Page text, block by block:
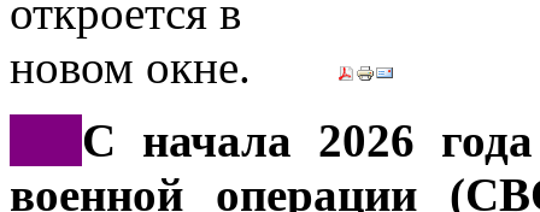
С начала 2026
военной операции